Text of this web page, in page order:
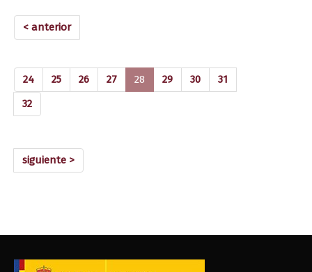
< anterior
24 25 26 27 28 (current)
29 30
31
32
siguiente >